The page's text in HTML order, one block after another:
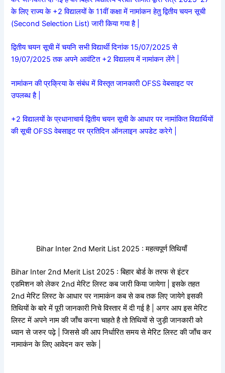
के लिए राज्य के +2 विद्यालयों के 11वीं कक्षा में नामांकन हेतु द्वितीय चयन सूची
(Second Selection List) जारी किया गया है |
द्वितीय चयन सूची में चयनि सभी विद्यार्थी दिनांक 15/07/2025 से
19/07/2025 तक अपने आवंटित +2 विद्यालय में नामांकन लेंगे |
नामांकन की प्रक्रिया के संबंध में विस्तृत जानकारी OFSS वेबसाइट पर
उपलब्ध है |
+2 विद्यालयों के प्रधानाचार्य द्वितीय चयन सूची के आधार पर नामांकित विद्यार्थियों
की सूची OFSS वेबसाइट पर प्रतिदिन ऑनलाइन अपडेट करेगे |
Bihar Inter 2nd Merit List 2025 : महत्वपूर्ण तिथियाँ
Bihar Inter 2nd Merit List 2025 : बिहार बोर्ड के तरफ से इंटर
एडमिशन को लेकर 2nd मेरिट लिस्ट कब जारी किया जायेगा | इसके तहत
2nd मेरिट लिस्ट के आधार पर नामाकंन कब से कब तक लिए जायेगे इसकी
तिथियों के बारे में पूरी जानकारी निचे विस्तार में दी गई है | अगर आप इस मेरिट
लिस्ट में अपने नाम की जाँच करना चाहते है तो तिथियों से जुड़ी जानकारी को
ध्यान से जरुर पढ़े | जिससे की आप निर्धारित समय से मेरिट लिस्ट की जाँच कर
नामाकंन के लिए आवेदन कर सके |